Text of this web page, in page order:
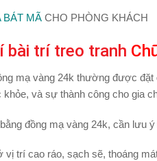
BÁT MÃ CHO PHÒNG KHÁCH
bài trí treo tranh
mạ vàng 24k thường được
và sự thành công cho gia
đồng mạ vàng 24k, cần lưu
vị trí cao ráo, sạch sẽ, thoáng